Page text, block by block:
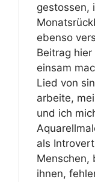
gestossen,
ebenso
Beitrag hier
einsam
Lied von
arbeite,
und ich
als
Menschen,
ihnen,